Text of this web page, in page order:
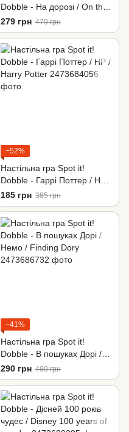
Dobble - На дорозі / On the
road
279 грн 479 грн
−52%
Настільна гра Spot it!
Dobble - Гаррі Поттер / HP /
Harry Potter
185 грн 385 грн
−41%
Настільна гра Spot it!
Dobble - В пошуках Дорі /
Немо / Finding Dory
290 грн 490 грн